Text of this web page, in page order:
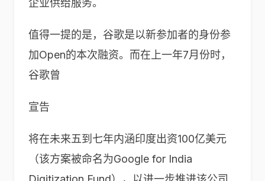
企业供给服务。
值得一提的是，谷歌是以新参加者的身份参
加Open的本次融资。而在上一年7月份时，
谷歌曾
宣告
将在未来五到七年内涵印度出资100亿美元
（该方案被命名为Google for India